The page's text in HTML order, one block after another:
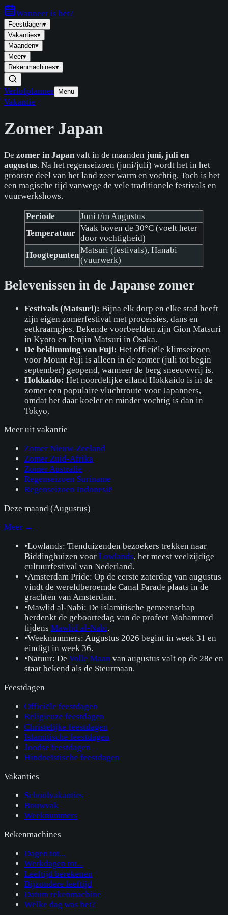
Wanneer is het?
Feestdagen▾
Vakanties▾
Maanden▾
Meer▾
Rekenmachines▾
Verlofplanner Menu
Vakantie
Zomer Japan
De zomer in Japan valt in de maanden juni, juli en
augustus. Na het regenseizoen (juni/juli) wordt het in het
grootste deel van het land zeer warm en vochtig. Toch is het
een magische tijd vanwege de vele traditionele festivals en
vuurwerkshows.
Periode
Juni t/m Augustus
Temperatuur
Vaak boven de 30°C (voelt heter
door vochtigheid)
Hoogtepunten
Matsuri (festivals), Hanabi
(vuurwerk)
Belevenissen in de Japanse zomer
Festivals (Matsuri): Bijna elk dorp en elke stad heeft
zijn eigen zomerfestival met processies, dans en
eetkraampjes. Bekende voorbeelden zijn Gion Matsuri
in Kyoto en Tenjin Matsuri in Osaka.
De beklimming van Fuji: Het officiële klimseizoen
voor Mount Fuji is alleen in de zomer (juli tot begin
september) geopend, wanneer de berg sneeuwvrij is.
Hokkaido: Het noordelijke eiland Hokkaido is in de
zomer een populaire vluchtroute voor Japanners,
omdat het daar koeler en minder vochtig is dan in
Tokyo.
Meer uit vakantie
Zomer Nieuw-Zeeland
Zomer Zuid-Afrika
Zomer Australië
Regenseizoen Suriname
Regenseizoen Indonesië
Deze maand (Augustus)
Meer →
•Lowlands: Tienduizenden bezoekers trekken naar
Biddinghuizen voor Lowlands, het meest veelzijdige
cultuurfestival van Nederland.
•Amsterdam Pride: Op de eerste zaterdag van augustus
vindt de wereldberoemde Canal Parade plaats in de
grachten van Amsterdam.
•Mawlid al-Nabi: De islamitische gemeenschap
herdenkt de geboortedag van de profeet Mohammed
tijdens Mawlid al-Nabi.
•Weeknummers: Augustus 2026 begint in week 31 en
eindigt in week 36.
•Natuur: De Volle Maan van augustus valt op de 28e en
staat bekend als de Steurmaan.
Feestdagen
Officiële feestdagen
Religieuze feestdagen
Christelijke feestdagen
Islamitische feestdagen
Joodse feestdagen
Hindoeïstische feestdagen
Vakanties
Schoolvakanties
Bouwvak
Weeknummers
Rekenmachines
Dagen tot...
Werkdagen tot...
Leeftijd berekenen
Bijzondere leeftijd
Datum rekenmachine
Welke dag was het?